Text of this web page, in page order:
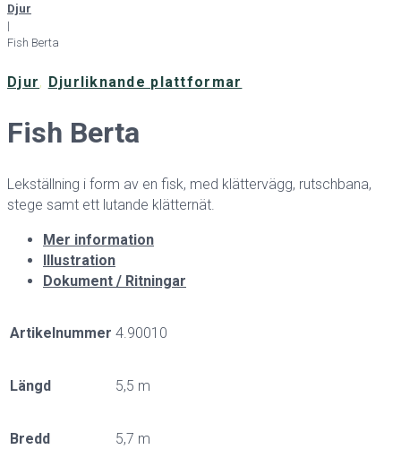
Djur
|
Fish Berta
Djur, Djurliknande plattformar
Fish Berta
Lekställning i form av en fisk, med klättervägg, rutschbana,
stege samt ett lutande klätternät.
Mer information
Illustration
Dokument / Ritningar
Artikelnummer 4.90010
Längd 5,5 m
Bredd 5,7 m